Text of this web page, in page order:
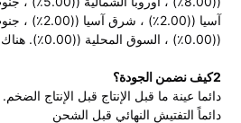
((0.00٪) ، السوق المحلية ((0.00٪). هناك ما مجموعه حوالي 11-50 شخص في مكتبنا.
2كيف نضمن الجودة؟
دائما عينة ما قبل الإنتاج قبل الإنتاج الضخم.
دائماً التفتيش النهائي قبل الشحن